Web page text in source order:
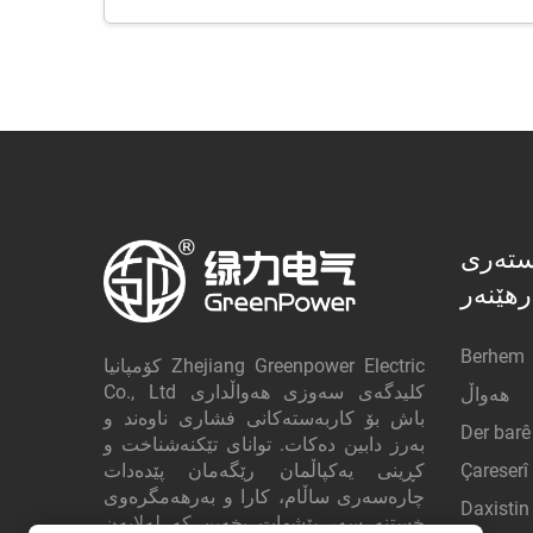
کۆمپانیا Zhejiang Greenpower Electric
Co., Ltd کلیدگه‌ی سەوزی هەواڵداری
باش بۆ کاربەستەکانی فشاری ناوەند و
بەرز دابین دەکات. توانای تێکنەشناخت و
کڕینی یەکپاڵمان رێگەمان پێدەدات
چارەسەری ساڵام، کارا و بەرهەمگرەوی
خستنە سەر پێشهات بخەین کە لەلایەن
Berhem
هەواڵ
Der
Çareserî
Daxistin